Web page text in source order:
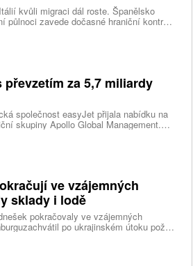
kvůli migraci dál roste. Španělsko
půlnoci zavede dočasné hraniční kontroly
má platit do 7. září a je přímou reakcí na
u osob přijíždějících ze Španělska po
za 5,7 miliardy
společnost easyJet přijala nabídku na
skupiny Apollo Global Management.
5,7 miliardy liber, tedy přibližně 162
ve vzájemných
sklady i lodě
pokračovaly ve vzájemných
po ukrajinském útoku požár
prodejce Wildberries.
bez podrobností na síti Telegram.